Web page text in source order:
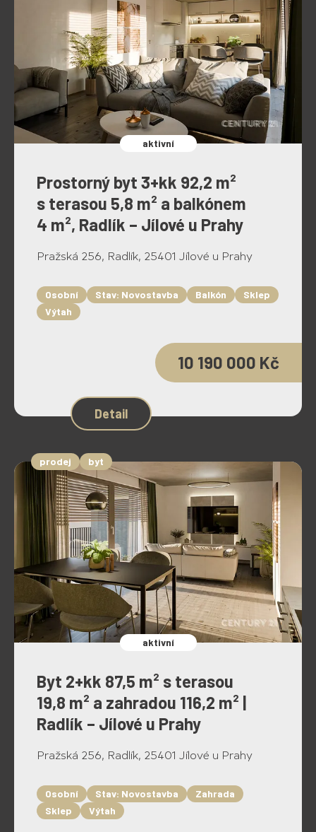
aktivní
Prostorný byt 3+kk 92,2 m²
s terasou 5,8 m² a balkónem
4 m², Radlík – Jílové u Prahy
Pražská 256, Radlík, 25401 Jílové u Prahy
Osobní Stav: Novostavba Balkón
Sklep
Výtah
10 190 000 Kč
Detail
prodej byt
aktivní
Byt 2+kk 87,5 m² s terasou
19,8 m² a zahradou 116,2 m² |
Radlík – Jílové u Prahy
Pražská 256, Radlík, 25401 Jílové u Prahy
Osobní Stav: Novostavba
Zahrada
Sklep
Výtah